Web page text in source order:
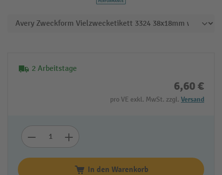
2 Arbeitstage
6,60 €
pro VE exkl. MwSt. zzgl. Versand
In den Warenkorb